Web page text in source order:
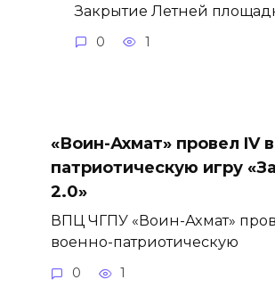
Закрытие Летней
0 1
«Воин-Ахмат» провел IV
патриотическую игру
2.0»
ВПЦ ЧГПУ «Воин-Ахмат»
военно-патриотическую
0 1